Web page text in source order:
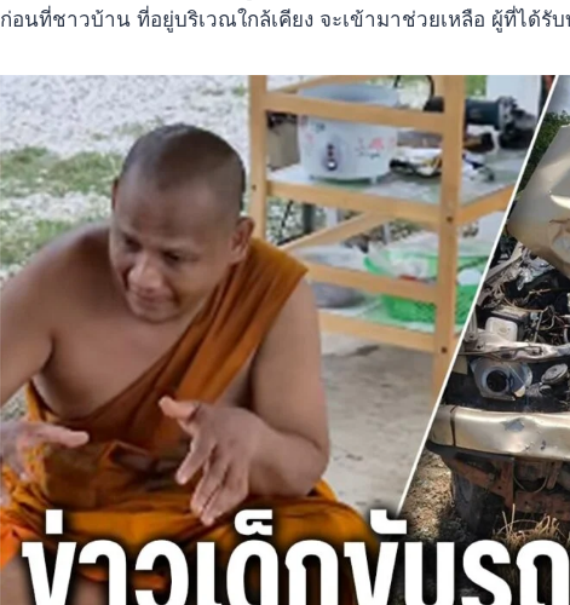
ก่อนที่ชาวบ้าน ที่อยู่บริเวณใกล้เคียง จะเข้ามาช่วยเหลือ ผู้ที่ได้รับ